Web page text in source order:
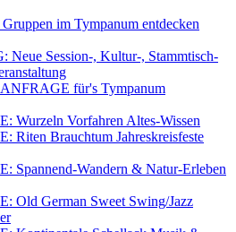
im Tympanum entdecken
Neue Session-, Kultur-, Stammtisch-
für's Tympanum
Wurzeln Vorfahren Altes-Wissen
Riten Brauchtum Jahreskreisfeste
Spannend-Wandern & Natur-Erleben
Old German Sweet Swing/Jazz